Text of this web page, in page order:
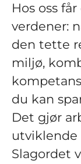
Hos oss
verdener:
den tette
miljø,
du kan
Det gjør
utviklende
Slagordet